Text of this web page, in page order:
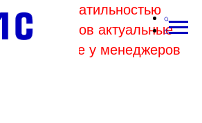
волатильностью
комбинатов актуальные
уточняйте у менеджеров